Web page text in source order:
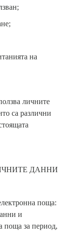
на
личните
са различни
ДАННИ
поща:
и
поща за период,